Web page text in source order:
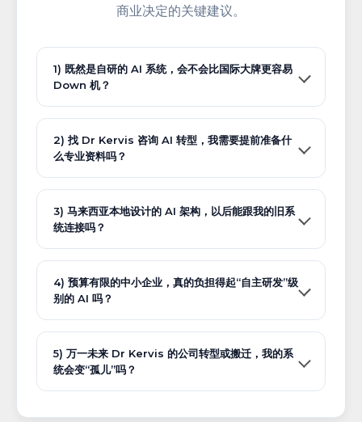
商业决定的关键建议。
1) 既然是自研的 AI 系统，会不会比国际大牌更容易
Down 机？
2) 找 Dr Kervis 咨询 AI 转型，我需要提前准备什
么专业资料吗？
3) 马来西亚本地设计的 AI 架构，以后能跟我的旧系
统连接吗？
4) 预算有限的中小企业，真的负担得起“自主研发”级
别的 AI 吗？
5) 万一未来 Dr Kervis 的公司转型或搬迁，我的系
统会变“孤儿”吗？